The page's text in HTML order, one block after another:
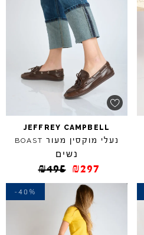
JEFFREY CAMPBELL
נעלי מוקסין מעור BOAST
נשים
₪495 ₪297
-40%